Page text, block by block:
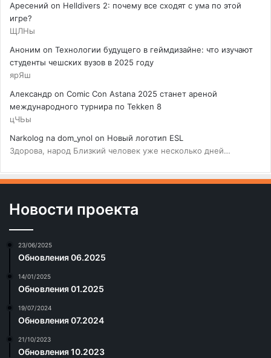
Аресений on Helldivers 2: почему все сходят с ума по этой
игре?
ЩЛНы
Аноним on Технологии будущего в геймдизайне: что изучают
студенты чешских вузов в 2025 году
ярЯш
Александр on Comic Con Astana 2025 станет ареной
международного турнира по Tekken 8
цЧЬы
Narkolog na dom_ynol on Новый логотип ESL
Здорова, народ Близкий человек уже несколько дней…
Новости проекта
23/06/2025
Обновления 06.2025
14/01/2025
Обновления 01.2025
19/07/2024
Обновления 07.2024
21/10/2023
Обновления 10.2023